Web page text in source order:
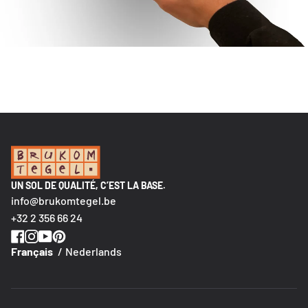
UN SOL DE QUALITÉ, C’EST LA BASE.
info@brukomtegel.be
+32 2 356 66 24
Nederlands
Français